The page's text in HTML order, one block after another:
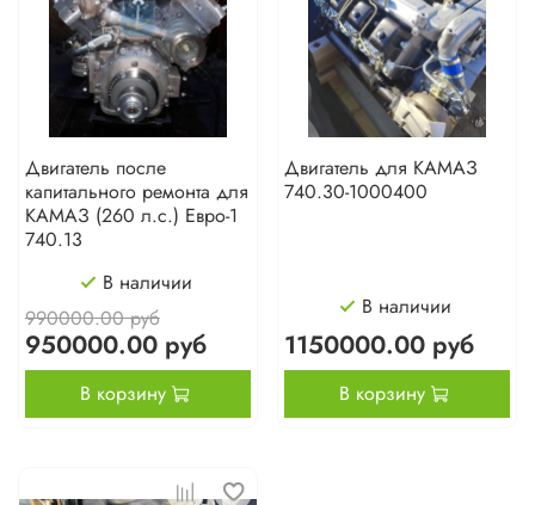
Двигатель после
капитального ремонта для
КАМАЗ (260 л.с.) Евро-1
740.13
В наличии
990000.00 руб
950000.00 руб
В корзину
Двигатель для КАМАЗ
740.30-1000400
В наличии
1150000.00 руб
В корзину